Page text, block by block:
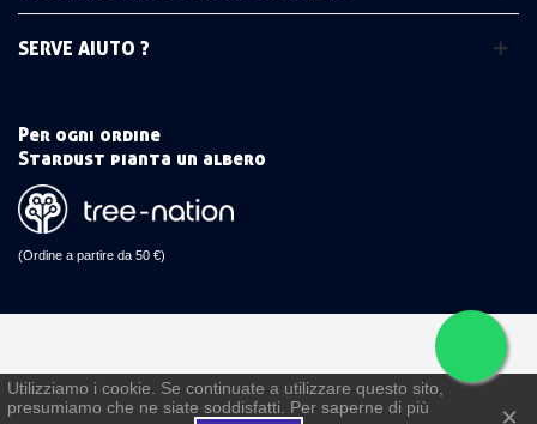
SERVE AIUTO ?
Per ogni ordine
Stardust pianta un albero
(Ordine a partire da 50 €)
Utilizziamo i cookie. Se continuate a utilizzare questo sito,
presumiamo che ne siate soddisfatti. Per saperne di più
×